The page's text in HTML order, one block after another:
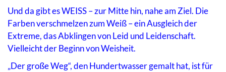
Und da gibt es WEISS – zur Mitte hin, nahe am Ziel. Die
Farben verschmelzen zum Weiß – ein Ausgleich der
Extreme, das Abklingen von Leid und Leidenschaft.
Vielleicht der Beginn von Weisheit.
„Der große Weg“, den Hundertwasser gemalt hat, ist für